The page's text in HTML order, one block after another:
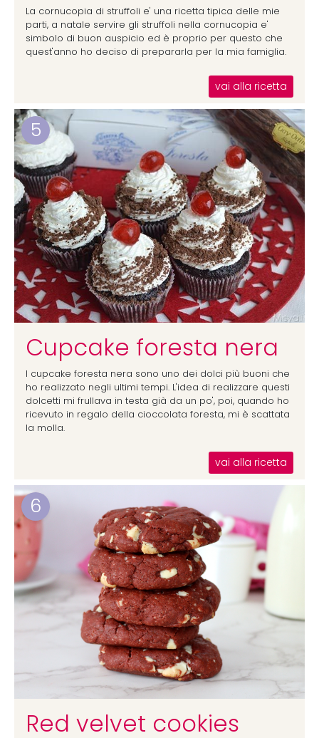
La cornucopia di struffoli e' una ricetta tipica delle mie
parti, a natale servire gli struffoli nella cornucopia e'
simbolo di buon auspicio ed è proprio per questo che
quest'anno ho deciso di prepararla per la mia famiglia.
vai alla ricetta
5
Cupcake foresta nera
I cupcake foresta nera sono uno dei dolci più buoni che
ho realizzato negli ultimi tempi. L'idea di realizzare questi
dolcetti mi frullava in testa già da un po', poi, quando ho
ricevuto in regalo della cioccolata foresta, mi è scattata
la molla.
vai alla ricetta
6
Red velvet cookies